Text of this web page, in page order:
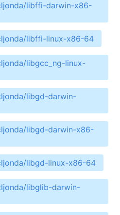
libffi-darwin-x86-
libffi-linux-x86-64
libgcc_ng-linux-
libgd-darwin-
libgd-darwin-x86-
libgd-linux-x86-64
libglib-darwin-